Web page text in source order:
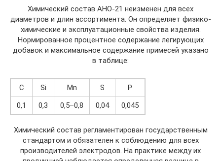
Химический состав АНО-21 неизменен для всех
диаметров и длин ассортимента. Он определяет физико-
химические и эксплуатационные свойства изделия.
Нормированное процентное содержание легирующих
добавок и максимальное содержание примесей указано
в таблице:
С Si Mn S
P
0,1
0,3 0,5–0,8 0,04 0,045
Химический состав регламентирован государственным
стандартом и обязателен к соблюдению для всех
производителей электродов. На практике между их